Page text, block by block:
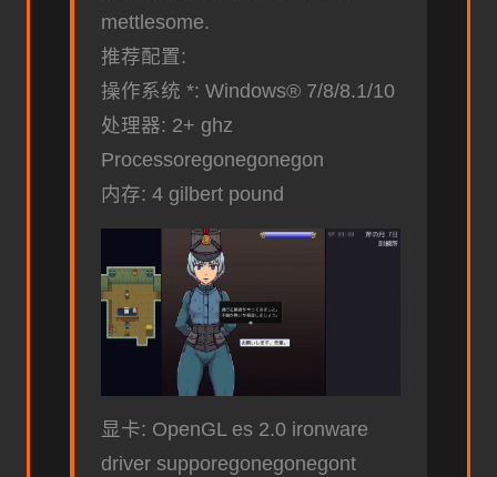
mettlesome.
推荐配置:
操作系统 *: Windows® 7/8/8.1/10
处理器: 2+ ghz
Processoregonegonegon
内存: 4 gilbert pound
显卡: OpenGL es 2.0 ironware
driver supporegonegonegont